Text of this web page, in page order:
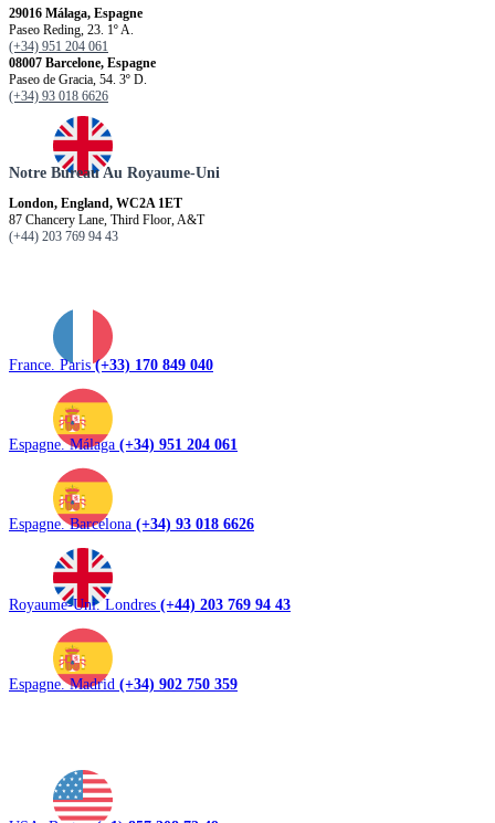
29016 Málaga, Espagne
Paseo Reding, 23. 1º A.
(+34) 951 204 061
08007 Barcelone, Espagne
Paseo de Gracia, 54. 3º D.
(+34) 93 018 6626
Notre Bureau Au Royaume-Uni
London, England, WC2A 1ET
87 Chancery Lane, Third Floor, A&T
(+44) 203 769 94 43
France. Paris(+33) 170 849 040
Espagne. Málaga (+34) 951 204 061
Espagne. Barcelona (+34) 93 018 6626
Royaume-Uni. Londres (+44) 203 769 94 43
Espagne. Madrid (+34) 902 750 359